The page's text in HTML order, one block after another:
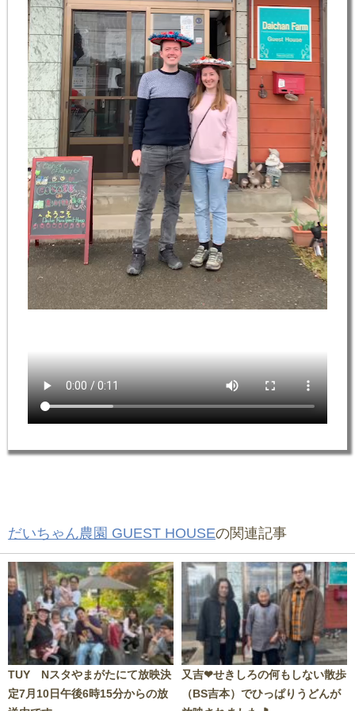
だいちゃん農園 GUEST HOUSEの関連記事
TUY Nスタやまがたにて放映決
定7月10日午後6時15分からの放
又吉❤せきしろの何もしない散歩
（BS吉本）でひっぱりうどんが